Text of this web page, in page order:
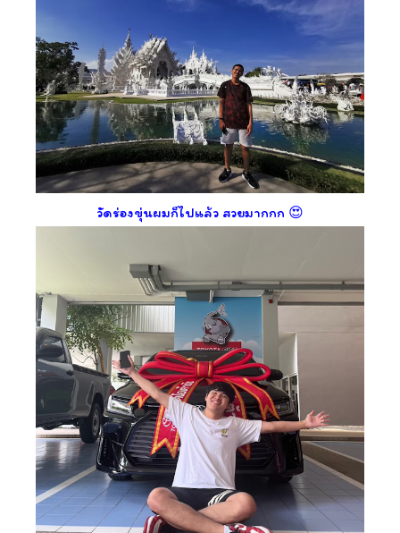
วัดร่องขุ่นผมก็ไปแล้ว สวยมากกก 😍